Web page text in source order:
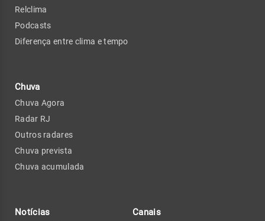
Relclima
Podcasts
Diferença entre clima e tempo
Chuva
Chuva Agora
Radar RJ
Outros radares
Chuva prevista
Chuva acumulada
Notícias Canais